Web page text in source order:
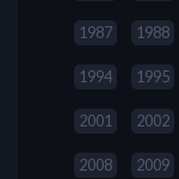
1987 1988
1994 1995
2001 2002
2008 2009